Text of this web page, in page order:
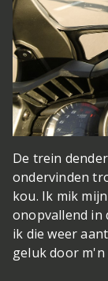
De trein
ondervinden
kou. Ik mik
onopvallend in
ik die weer
geluk door